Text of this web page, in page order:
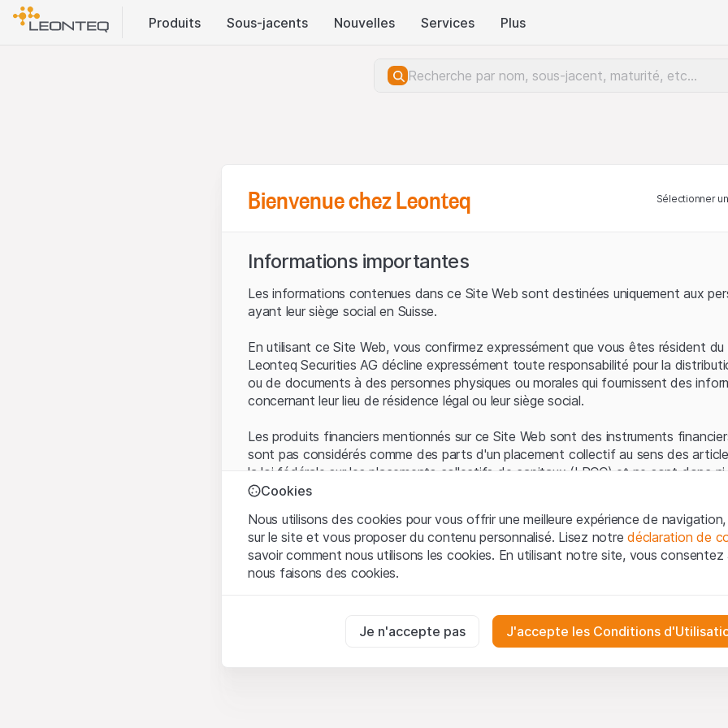
Produits Sous-jacents Nouvelles Services Plus
Bienvenue chez Leonteq Sélectionner
Informations importantes
Les informations contenues dans ce Site Web sont destinées uniquement aux
ayant leur siège social en Suisse.
En utilisant ce Site Web, vous confirmez expressément que vous êtes résident
Leonteq Securities AG décline expressément toute responsabilité pour la
ou de documents à des personnes physiques ou morales qui fournissent des
concernant leur lieu de résidence légal ou leur siège social.
Les produits financiers mentionnés sur ce Site Web sont des instruments
sont pas considérés comme des parts d'un placement collectif au sens des
la loi fédérale sur les placements collectifs de capitaux (LPCC) et ne sont donc ni
l'Autorité fédérale de surveillance des marchés financiers (FINMA) ni enregistrés
Conditions d'utilisation et informations juridiques
En utilisant le Site Web de Leonteq Securities AG (ci-après "Site Web"), vous
avez compris et que vous acceptez les informations juridiques, les notes
Tous les droits de propriété intellectuelle (par exemple, les droits d'auteur, de
Cookies
Nous utilisons des cookies pour vous offrir une meilleure expérience de
sur le site et vous proposer du contenu personnalisé. Lisez notredéclaration de
savoir comment nous utilisons les cookies. En utilisant notre site, vous consentez
nous faisons des cookies.
Ces cookies sont nécessaires au bon fonctionnement du site Internet et ne peuvent pas
Je n'accepte pas J'accepte les Conditions